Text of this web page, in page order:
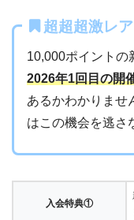
超超超激レア
10,000ポイントの
2026年1回目の開
あるかわかりませ
はこの機会を逃さ
入会特典①